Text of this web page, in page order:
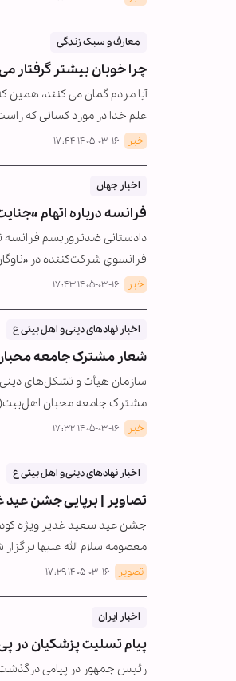
معارف و سبک زندگی
چرا خوبان بیشتر گرفتار
آیا مردم گمان می کنند، همین
علم خدا در مورد کسانی که
خبر ۱۴۰۵-۰۳-۱۶ ۱۷:۴۴
اخبار جهان
فرانسه درباره اتهام
دادستانی ضدتروریسم فرانسه
فرانسویِ شرکت‌کننده در
خبر ۱۴۰۵-۰۳-۱۶ ۱۷:۴۳
اخبار نهادهای دینی و اهل بیتی ع
شعار مشترک جامعه محبان
سازمان هیأت و تشکل‌های دینی
مشترک جامعه محبان اهل‌بیت(ع) و
خبر ۱۴۰۵-۰۳-۱۶ ۱۷:۳۲
اخبار نهادهای دینی و اهل بیتی ع
تصاویر | برپایی جشن عید
جشن عید سعید غدیر ویژه
معصومه سلام الله علیها
تصویر ۱۴۰۵-۰۳-۱۶ ۱۷:۲۹
اخبار ایران
پیام تسلیت پزشکیان در
رئیس جمهور در پیامی